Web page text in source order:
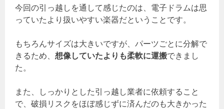
今回の引っ越しを通して感じたのは、電子ドラムは思
っていたより扱いやすい楽器だということです。
もちろんサイズは大きいですが、パーツごとに分解で
きるため、想像していたよりも柔軟に運搬できまし
た。
また、しっかりとした引っ越し業者に依頼すること
で、破損リスクをほぼ感じずに済んだのも大きかった